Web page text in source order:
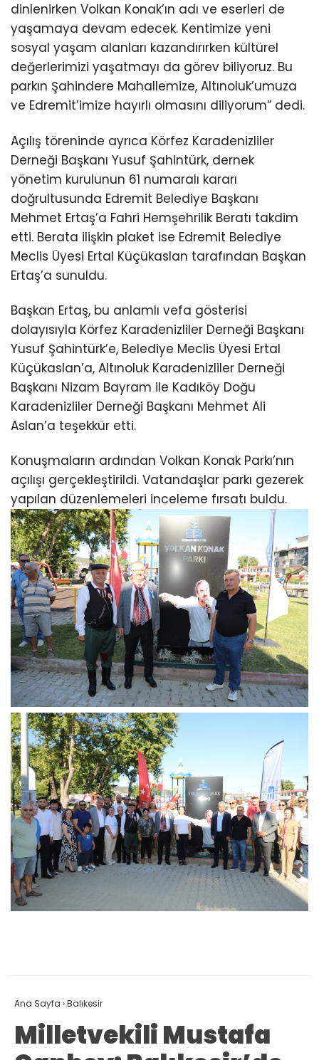
dinlenirken Volkan Konak’ın adı ve eserleri de
yaşamaya devam edecek. Kentimize yeni
sosyal yaşam alanları kazandırırken kültürel
değerlerimizi yaşatmayı da görev biliyoruz. Bu
parkın Şahindere Mahallemize, Altınoluk’umuza
ve Edremit’imize hayırlı olmasını diliyorum” dedi.
Açılış töreninde ayrıca Körfez Karadenizliler
Derneği Başkanı Yusuf Şahintürk, dernek
yönetim kurulunun 61 numaralı kararı
doğrultusunda Edremit Belediye Başkanı
Mehmet Ertaş’a Fahri Hemşehrilik Beratı takdim
etti. Berata ilişkin plaket ise Edremit Belediye
Meclis Üyesi Ertal Küçükaslan tarafından Başkan
Ertaş’a sunuldu.
Başkan Ertaş, bu anlamlı vefa gösterisi
dolayısıyla Körfez Karadenizliler Derneği Başkanı
Yusuf Şahintürk’e, Belediye Meclis Üyesi Ertal
Küçükaslan’a, Altınoluk Karadenizliler Derneği
Başkanı Nizam Bayram ile Kadıköy Doğu
Karadenizliler Derneği Başkanı Mehmet Ali
Aslan’a teşekkür etti.
Konuşmaların ardından Volkan Konak Parkı’nın
açılışı gerçekleştirildi. Vatandaşlar parkı gezerek
yapılan düzenlemeleri inceleme fırsatı buldu.
Ana Sayfa ›Balıkesir
Milletvekili Mustafa